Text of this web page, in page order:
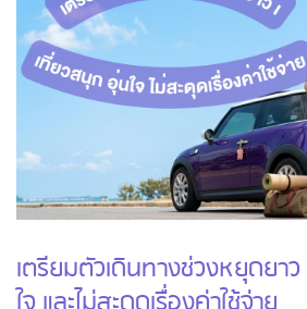
เตรียมตัวเดินทางช่วงหยุดยา